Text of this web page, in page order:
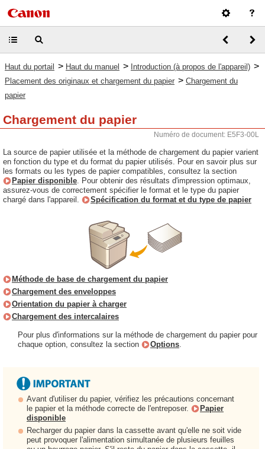
Haut du portail > Haut du manuel > Introduction (à propos de l'appareil) >
Placement des originaux et chargement du papier > Chargement du
papier
Chargement du papier
Numéro de document: E5F3-00L
La source de papier utilisée et la méthode de chargement du papier varient
en fonction du type et du format du papier utilisés. Pour en savoir plus sur
les formats ou les types de papier compatibles, consultez la section
Papier disponible. Pour obtenir des résultats d'impression optimaux,
assurez-vous de correctement spécifier le format et le type du papier
chargé dans l'appareil.
Spécification du format et du type de papier
Méthode de base de chargement du papier
Chargement des enveloppes
Orientation du papier à charger
Chargement des intercalaires
Pour plus d'informations sur la méthode de chargement du papier pour
chaque option, consultez la section
Options.
Avant d'utiliser du papier, vérifiez les précautions concernant
le papier et la méthode correcte de l'entreposer.
Papier
disponible
Recharger du papier dans la cassette avant qu'elle ne soit vide
peut provoquer l'alimentation simultanée de plusieurs feuilles